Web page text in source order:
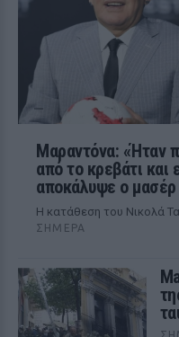
Μαραντόνα: «Ήταν
από το κρεβάτι και
αποκάλυψε ο μασέρ
Η κατάθεση του Νικολά
ΣΉΜΕΡΑ